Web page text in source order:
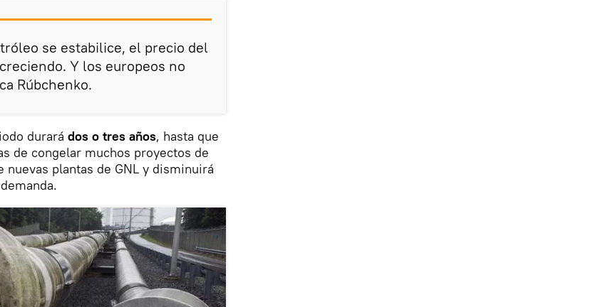
se estabilice, el precio del
Y los europeos no
Rúbchenko.
durará dos o tres años, hasta que
de congelar muchos proyectos de
plantas de GNL y disminuirá